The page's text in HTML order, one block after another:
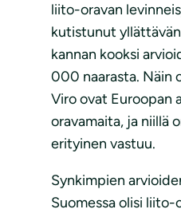
liito-oravan
kutistunut
kannan kooksi
000 naarasta. Näin
Viro ovat Euroopan
oravamaita, ja niillä
erityinen vastuu.
Synkimpien
Suomessa olisi liito-